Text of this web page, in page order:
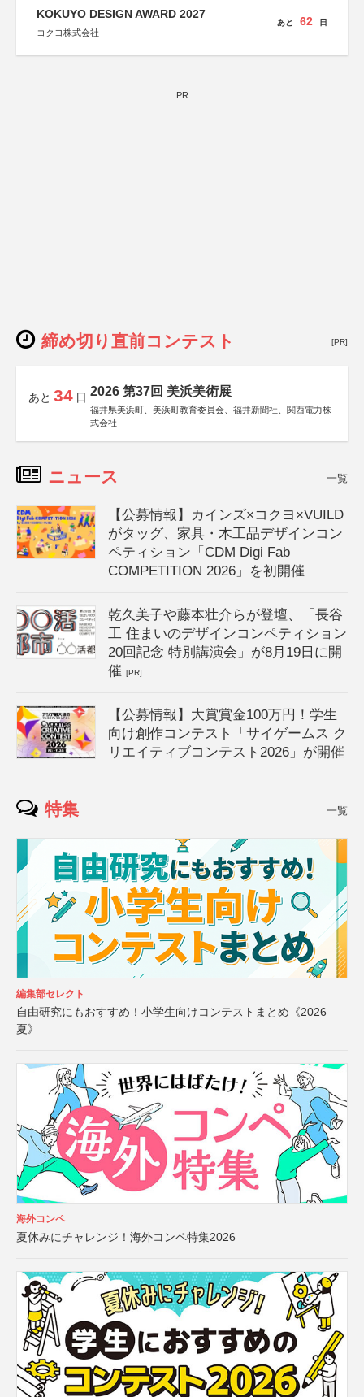
KOKUYO DESIGN AWARD 2027
コクヨ株式会社
あと 62 日
PR
締め切り直前コンテスト [PR]
あと 34 日 2026 第37回 美浜美術展
福井県美浜町、美浜町教育委員会、福井新聞社、関西電力株
式会社
ニュース 一覧
【公募情報】カインズ×コクヨ×VUILD
がタッグ、家具・木工品デザインコン
ペティション「CDM Digi Fab
COMPETITION 2026」を初開催
乾久美子や藤本壮介らが登壇、「長谷
工 住まいのデザインコンペティション
20回記念 特別講演会」が8月19日に開
催[PR]
【公募情報】大賞賞金100万円！学生
向け創作コンテスト「サイゲームス ク
リエイティブコンテスト2026」が開催
特集 一覧
編集部セレクト
自由研究にもおすすめ！小学生向けコンテストまとめ《2026
夏》
海外コンペ
夏休みにチャレンジ！海外コンペ特集2026